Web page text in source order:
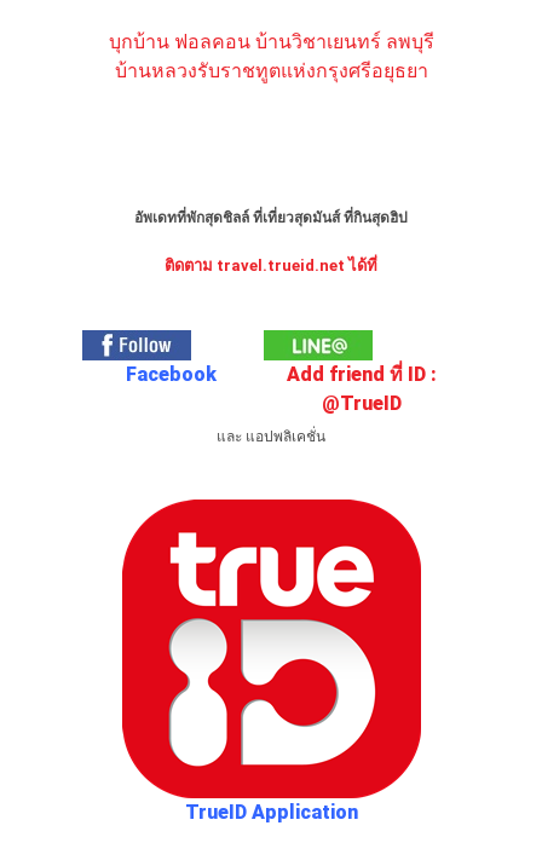
บุกบ้าน ฟอลคอน บ้านวิชาเยนทร์ ลพบุรี
บ้านหลวงรับราชทูตแห่งกรุงศรีอยุธยา
อัพเดทที่พักสุดชิลล์ ที่เที่ยวสุดมันส์ ที่กินสุดฮิป
ติดตาม travel.trueid.net ได้ที่
Facebook
Add friend ที่ ID :
@TrueID
และ แอปพลิเคชั่น
TrueID Application